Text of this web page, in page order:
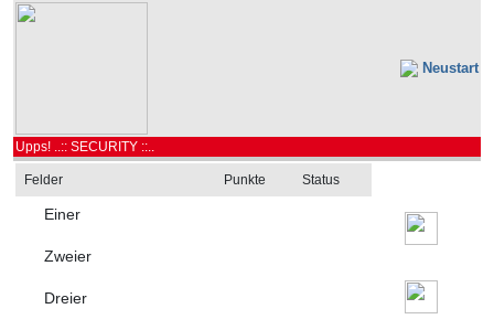
Neustart
Upps! ..:: SECURITY ::..
Felder Punkte Status
Einer
Zweier
Dreier